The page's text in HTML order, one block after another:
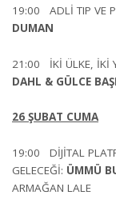
19:00 ADLİ TIP VE
DUMAN
21:00 İKİ ÜLKE, İKİ
DAHL & GÜLCE
26 ŞUBAT CUMA
19:00 DİJİTAL
GELECEĞİ: ÜMMÜ
ARMAĞAN LALE